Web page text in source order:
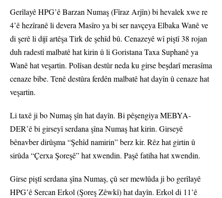
Gerîlayê HPG’ê Barzan Numaş (Fîraz Arjîn) bi hevalek xwe re
4’ê hezîranê li devera Masîro ya bi ser navçeya Elbaka Wanê ve
di şerê li dijî artêşa Tirk de şehîd bû. Cenazeyê wî piştî 38 rojan
duh radestî malbatê hat kirin û li Goristana Taxa Suphanê ya
Wanê hat veşartin. Polîsan destûr neda ku girse beşdarî merasîma
cenaze bibe. Tenê destûra ferdên malbatê hat dayîn û cenaze hat
veşartin.
Li taxê ji bo Numaş şîn hat dayîn. Bi pêşengiya MEBYA-
DER’ê bi girseyî serdana şîna Numaş hat kirin. Girseyê
bênavber dirûşma “Şehîd namirin” berz kir. Rêz hat girtin û
sirûda “Çerxa Şoreşê” hat xwendin. Paşê fatiha hat xwendin.
Girse piştî serdana şîna Numaş, çû ser mewlûda ji bo gerîlayê
HPG’ê Sercan Erkol (Şoreş Zêwkî) hat dayîn. Erkol di 11’ê